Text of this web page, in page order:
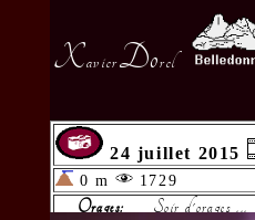
XavierDorel
24 juillet 2015
0 m 1729
Orages: Soir d'orages ...